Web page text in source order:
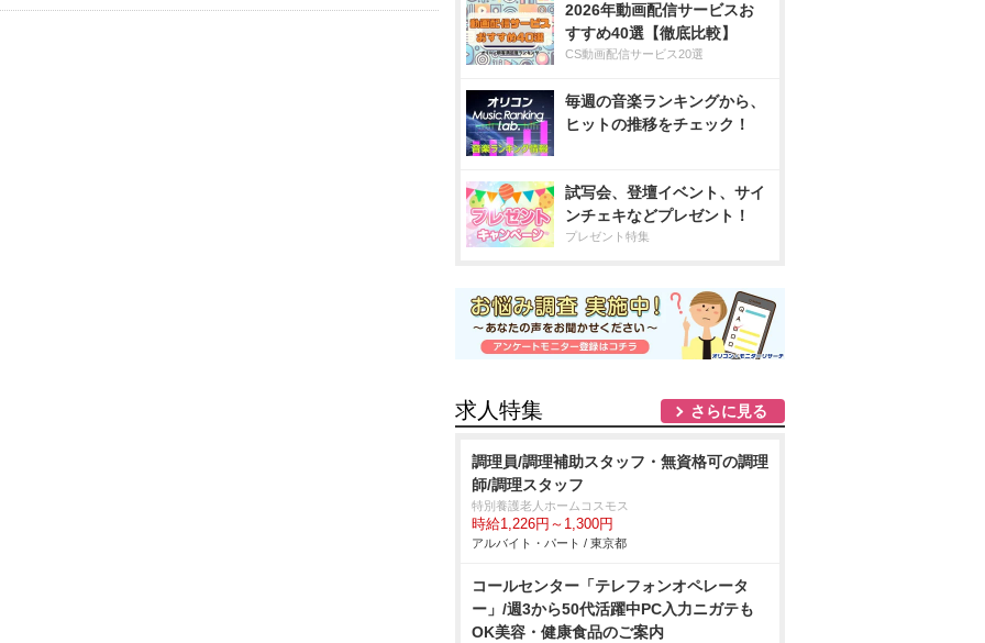
2026年動画配信サービスお
すすめ40選【徹底比較】
CS動画配信サービス20選
毎週の音楽ランキングから、
ヒットの推移をチェック！
試写会、登壇イベント、サイ
ンチェキなどプレゼント！
プレゼント特集
求人特集 さらに見る
調理員/調理補助スタッフ・無資格可の調理
師/調理スタッフ
特別養護老人ホームコスモス
時給1,226円～1,300円
アルバイト・パート / 東京都
コールセンター「テレフォンオペレータ
ー」/週3から50代活躍中PC入力ニガテも
OK美容・健康食品のご案内